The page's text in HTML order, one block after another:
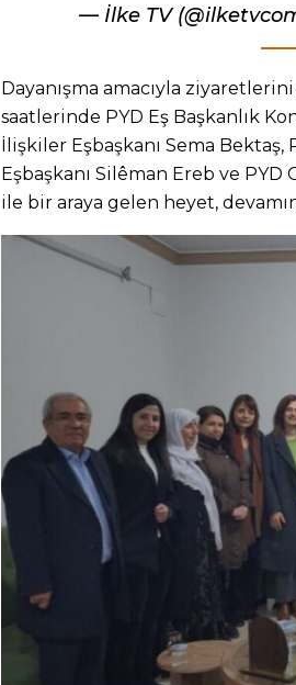
— İlke TV
Dayanışma amacıyla
saatlerinde PYD Eş Başkanlık
İlişkiler Eşbaşkanı Sema
Eşbaşkanı Silêman Ereb ve
ile bir araya gelen heyet,